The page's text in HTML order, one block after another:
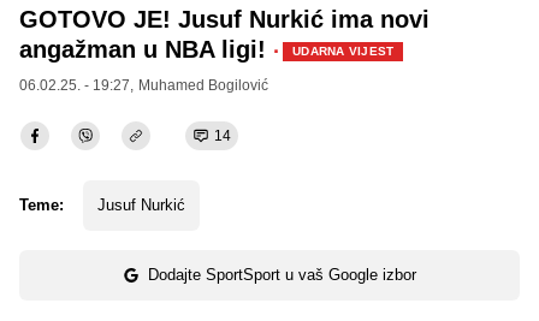
GOTOVO JE! Jusuf Nurkić ima novi
angažman u NBA ligi! · UDARNA VIJEST
06.02.25. - 19:27, Muhamed Bogilović
14
Teme: Jusuf Nurkić
Dodajte SportSport u vaš Google izbor